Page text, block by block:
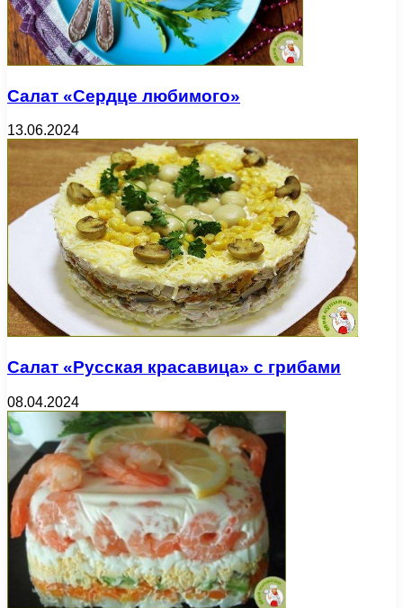
Салат «Сердце любимого»
13.06.2024
Салат «Русская красавица» с грибами
08.04.2024